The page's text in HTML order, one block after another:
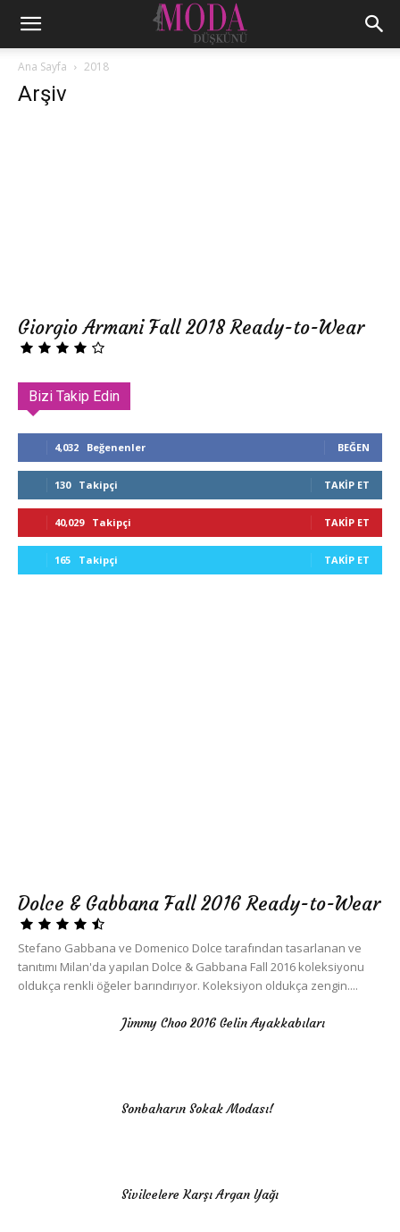
Ana Sayfa 2018
Arşiv
Giorgio Armani Fall 2018 Ready-to-Wear
Bizi Takip Edin
4,032 Beğenenler BEĞEN
130 Takipçi TAKIP ET
40,029 Takipçi TAKIP ET
165 Takipçi TAKIP ET
Dolce & Gabbana Fall 2016 Ready-to-Wear
Stefano Gabbana ve Domenico Dolce tarafından tasarlanan ve
tanıtımı Milan'da yapılan Dolce & Gabbana Fall 2016 koleksiyonu
oldukça renkli öğeler barındırıyor. Koleksiyon oldukça zengin....
Jimmy Choo 2016 Gelin Ayakkabıları
Sonbaharın Sokak Modası!
Sivilcelere Karşı Argan Yağı